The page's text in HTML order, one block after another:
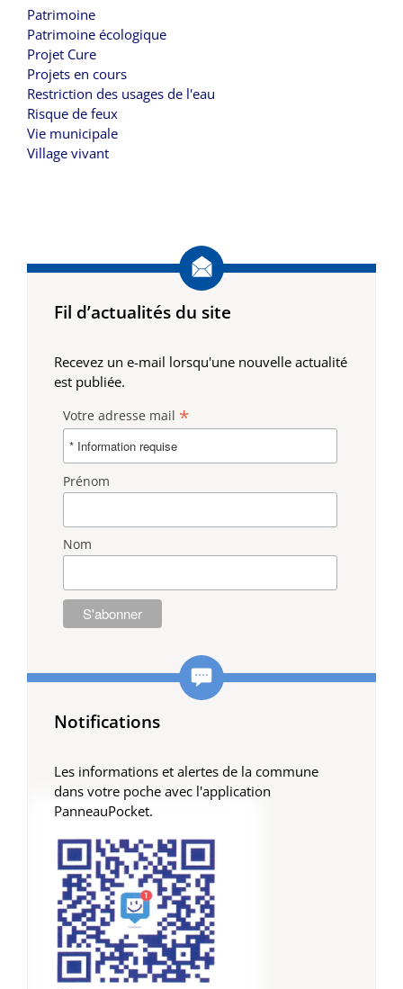
Patrimoine
Patrimoine écologique
Projet Cure
Projets en cours
Restriction des usages de l'eau
Risque de feux
Vie municipale
Village vivant
Fil d’actualités du site
Recevez un e-mail lorsqu'une nouvelle actualité
est publiée.
Votre adresse mail *
Prénom
Nom
Notifications
Les informations et alertes de la commune
dans votre poche avec l'application
PanneauPocket.